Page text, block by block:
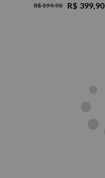
R$ 599,90 R$ 399,90